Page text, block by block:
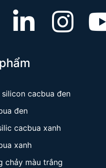
cacbua đen
đen
cacbua xanh
xanh
chảy màu trắng